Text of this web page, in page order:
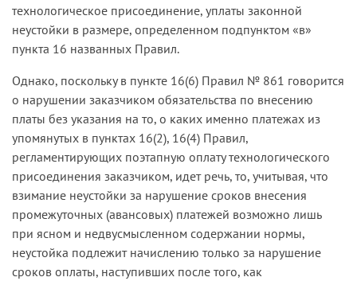
технологическое присоединение, уплаты законной
неустойки в размере, определенном подпунктом «в»
пункта 16 названных Правил.
Однако, поскольку в пункте 16(6) Правил № 861 говорится
о нарушении заказчиком обязательства по внесению
платы без указания на то, о каких именно платежах из
упомянутых в пунктах 16(2), 16(4) Правил,
регламентирующих поэтапную оплату технологического
присоединения заказчиком, идет речь, то, учитывая, что
взимание неустойки за нарушение сроков внесения
промежуточных (авансовых) платежей возможно лишь
при ясном и недвусмысленном содержании нормы,
неустойка подлежит начислению только за нарушение
сроков оплаты, наступивших после того, как